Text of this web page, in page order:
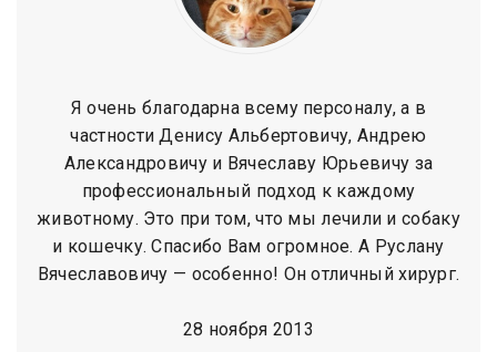
Я очень благодарна всему персоналу, а в
частности Денису Альбертовичу, Андрею
Александровичу и Вячеславу Юрьевичу за
профессиональный подход к каждому
животному. Это при том, что мы лечили и собаку
и кошечку. Спасибо Вам огромное. А Руслану
Вячеславовичу — особенно! Он отличный хирург.
28 ноября 2013